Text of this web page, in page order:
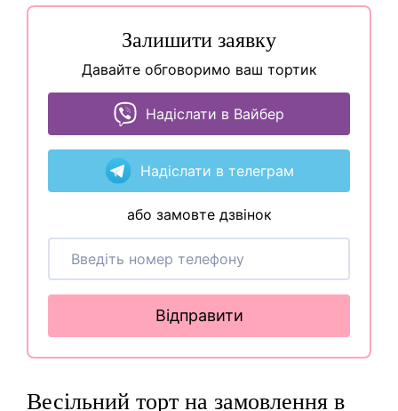
Залишити заявку
Давайте обговоримо ваш тортик
Надіслати в Вайбер
Надіслати в телеграм
або замовте дзвінок
Відправити
Весільний торт на замовлення в